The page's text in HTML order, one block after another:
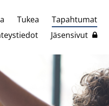
Tukea Tapahtumat
Jäsensivut